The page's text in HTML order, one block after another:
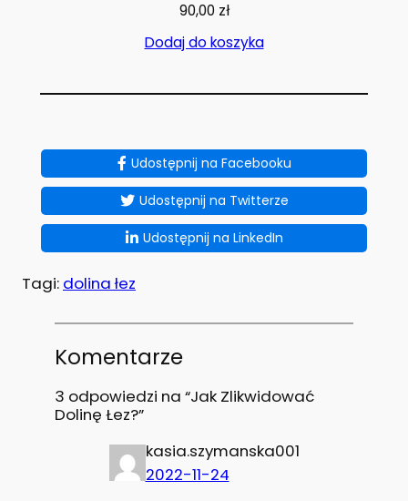
90,00 zł
Dodaj do koszyka
Udostępnij na Facebooku
Udostępnij na Twitterze
Udostępnij na LinkedIn
Tagi: dolina łez
Komentarze
3 odpowiedzi na “Jak Zlikwidować
Dolinę Łez?”
kasia.szymanska001
2022-11-24